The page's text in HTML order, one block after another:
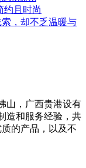
约且时尚
，却不乏温暖与
山，广西贵港设有
造和服务经验，共
的产品，以及不